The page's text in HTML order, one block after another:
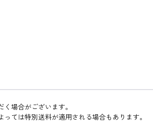
場合がございます。
ては特別送料が適用される場合もあります。